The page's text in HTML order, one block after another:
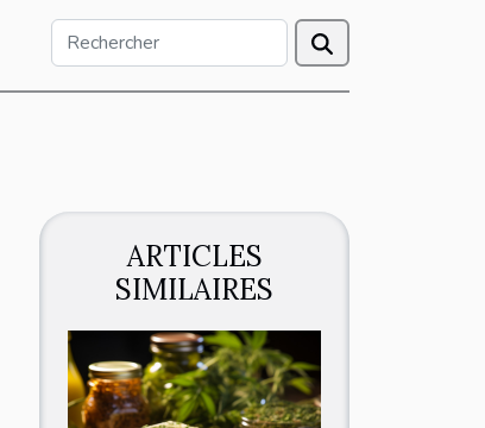
ARTICLES
SIMILAIRES